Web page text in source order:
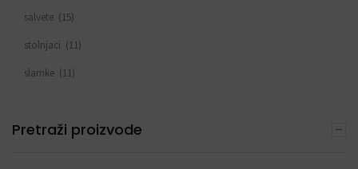
salvete (15)
stolnjaci (11)
slamke (11)
trake (4)
Pretraži proizvode